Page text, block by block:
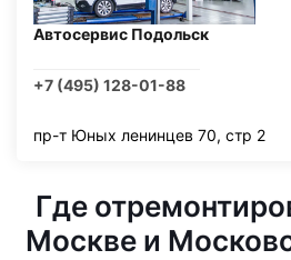
Автосервис Подольск
+7 (495) 128-01-88
пр-т Юных ленинцев 70, стр 2
Где
Москве и